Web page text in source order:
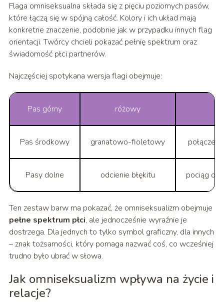
Flaga omniseksualna składa się z pięciu poziomych pasów,
które łączą się w spójną całość. Kolory i ich układ mają
konkretne znaczenie, podobnie jak w przypadku innych flag
orientacji. Twórcy chcieli pokazać pełnię spektrum oraz
świadomość płci partnerów.
Najczęściej spotykana wersja flagi obejmuje:
Pas górny różowy
Pas środkowy granatowo-fioletowy
Pasy dolne odcienie błękitu pociąg do
Ten zestaw barw ma pokazać, że omniseksualizm obejmuje
pełne spektrum płci, ale jednocześnie wyraźnie je
dostrzega. Dla jednych to tylko symbol graficzny, dla innych
– znak tożsamości, który pomaga nazwać coś, co wcześniej
trudno było ubrać w słowa.
Jak omniseksualizm wpływa na życie i
relacje?